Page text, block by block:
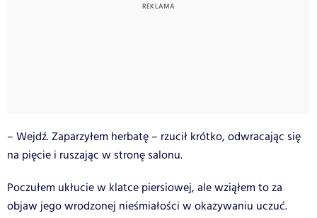
– Wejdź. Zaparzyłem herbatę – rzucił krótko, odwracając się
na pięcie i ruszając w stronę salonu.
Poczułem ukłucie w klatce piersiowej, ale wziąłem to za
objaw jego wrodzonej nieśmiałości w okazywaniu uczuć.